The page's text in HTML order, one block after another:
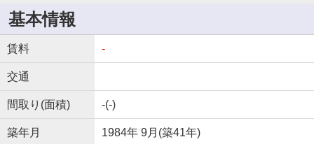
基本情報
賃料 -
交通
間取り(面積) -(-)
築年月 1984年 9月(築41年)